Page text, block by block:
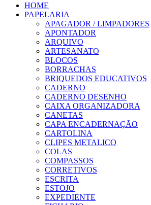
HOME
PAPELARIA
APAGADOR / LIMPADORES
APONTADOR
ARQUIVO
ARTESANATO
BLOCOS
BORRACHAS
BRIQUEDOS EDUCATIVOS
CADERNO
CADERNO DESENHO
CAIXA ORGANIZADORA
CANETAS
CAPA ENCADERNAÇÃO
CARTOLINA
CLIPES METALICO
COLAS
COMPASSOS
CORRETIVOS
ESCRITA
ESTOJO
EXPEDIENTE